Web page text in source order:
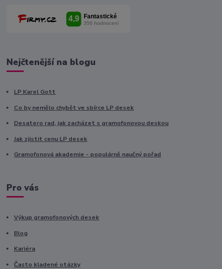
Nejčtenější na blogu
LP Karel Gott
Co by nemělo chybět ve sbírce LP desek
Desatero rad, jak zacházet s gramofonovou deskou
Jak zjistit cenu LP desek
Gramofonová akademie - populárně naučný pořad
Pro vás
Výkup gramofonových desek
Blog
Kariéra
Často kladené otázky